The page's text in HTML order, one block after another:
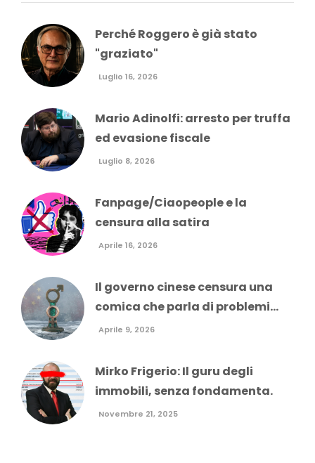
Perché Roggero è già stato
"graziato"
Luglio 16, 2026
Mario Adinolfi: arresto per truffa
ed evasione fiscale
Luglio 8, 2026
Fanpage/Ciaopeople e la
censura alla satira
Aprile 16, 2026
Il governo cinese censura una
comica che parla di problemi...
Aprile 9, 2026
Mirko Frigerio: Il guru degli
immobili, senza fondamenta.
Novembre 21, 2025